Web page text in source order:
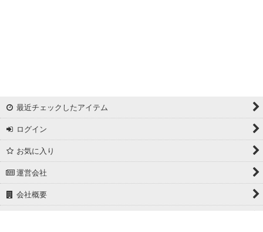
最近チェックしたアイテム
ログイン
お気に入り
運営会社
会社概要